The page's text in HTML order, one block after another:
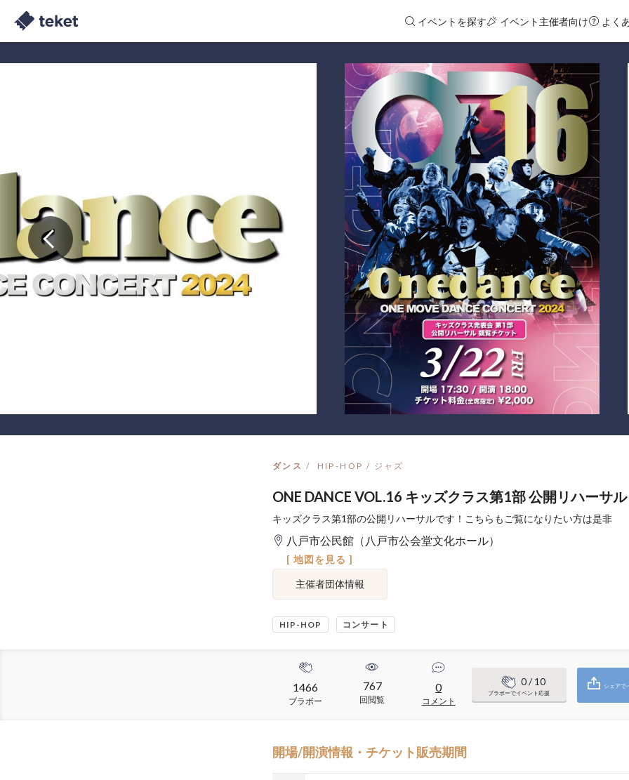
イベントを探す イベント主催者向け よく
ダンス HIP-HOP / ジャズ
ONE DANCE VOL.16 キッズクラス第1部 公開リハーサル
キッズクラス第1部の公開リハーサルです！こちらもご覧になりたい方は是非
八戸市公民館（八戸市公会堂文化ホール）
[ 地図を見る ]
主催者団体情報
HIP-HOP コンサート
1466
ブラボー
767
回閲覧
0
コメント
0/ 10
ブラボーでイベント応援
シェアで
開場/開演情報・チケット販売期間